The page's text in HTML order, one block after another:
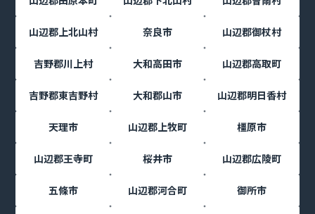
山辺郡上北山村 奈良市 山辺郡御杖村
吉野郡川上村 大和高田市 山辺郡高取町
吉野郡東吉野村 大和郡山市 山辺郡明日香村
天理市 山辺郡上牧町 橿原市
山辺郡王寺町 桜井市 山辺郡広陵町
五條市 山辺郡河合町 御所市